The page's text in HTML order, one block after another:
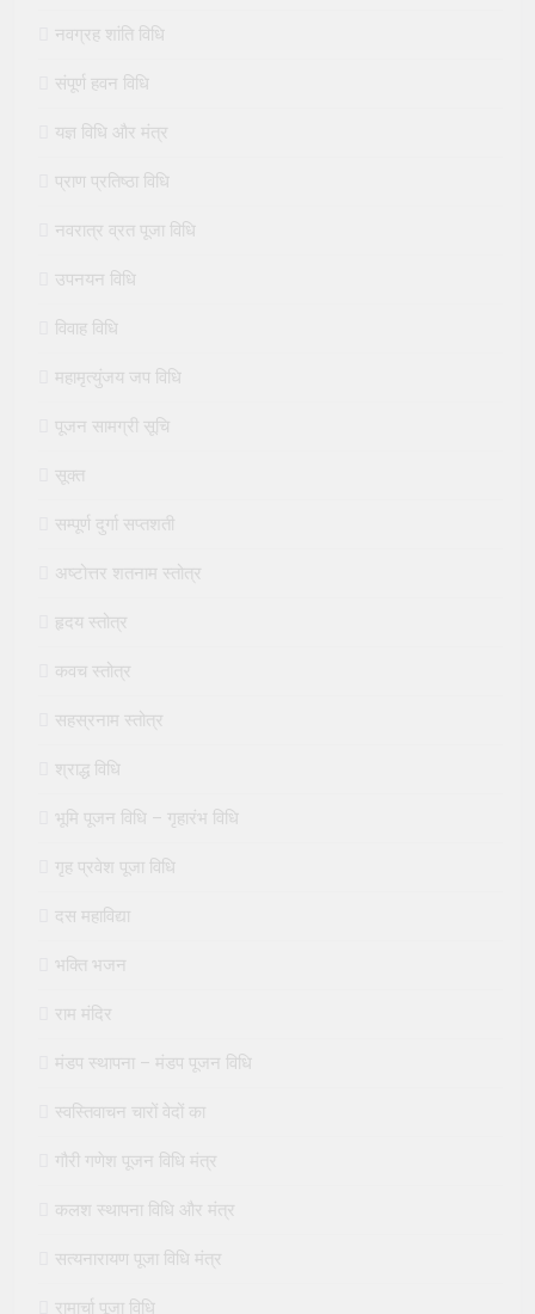
नवग्रह शांति विधि
संपूर्ण हवन विधि
यज्ञ विधि और मंत्र
प्राण प्रतिष्ठा विधि
नवरात्र व्रत पूजा विधि
उपनयन विधि
विवाह विधि
महामृत्युंजय जप विधि
पूजन सामग्री सूचि
सूक्त
सम्पूर्ण दुर्गा सप्तशती
अष्टोत्तर शतनाम स्तोत्र
हृदय स्तोत्र
कवच स्तोत्र
सहस्रनाम स्तोत्र
श्राद्ध विधि
भूमि पूजन विधि – गृहारंभ विधि
गृह प्रवेश पूजा विधि
दस महाविद्या
भक्ति भजन
राम मंदिर
मंडप स्थापना – मंडप पूजन विधि
स्वस्तिवाचन चारों वेदों का
गौरी गणेश पूजन विधि मंत्र
कलश स्थापना विधि और मंत्र
सत्यनारायण पूजा विधि मंत्र
रामार्चा पूजा विधि